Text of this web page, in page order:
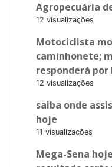
Agropecuária
12 visualizações
Motociclista
caminhonete;
responderá
12 visualizações
saiba onde
hoje
11 visualizações
Mega-Sena